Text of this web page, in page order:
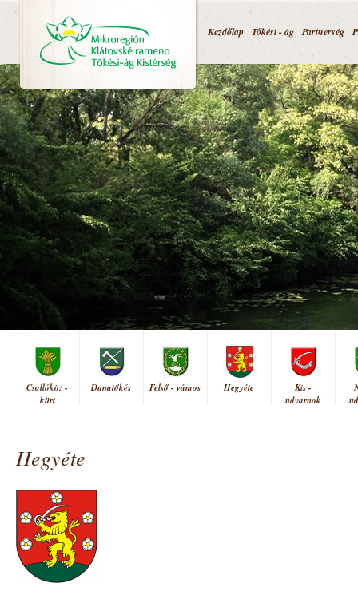
Kezdőlap Tőkési - ág Partnerség
Csallóköz -
kürt
Dunatőkés Felső - vámos Hegyéte
Kis -
udvarnok
Hegyéte